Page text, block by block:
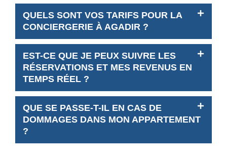
QUELS SONT VOS TARIFS POUR LA
CONCIERGERIE À AGADIR ?
EST-CE QUE JE PEUX SUIVRE LES
RÉSERVATIONS ET MES REVENUS EN
TEMPS RÉEL ?
QUE SE PASSE-T-IL EN CAS DE
DOMMAGES DANS MON APPARTEMENT
?